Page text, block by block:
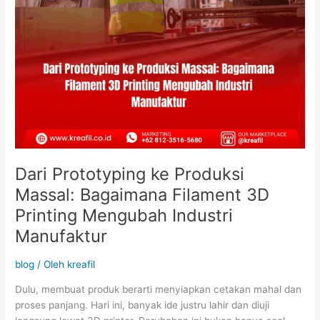
Dari Prototyping ke Produksi
Massal: Bagaimana Filament 3D
Printing Mengubah Industri
Manufaktur
blog / Oleh kreafil
Dulu, membuat produk berarti menyiapkan cetakan mahal dan
proses panjang. Hari ini, banyak ide justru lahir dan diuji
Mengubah
Industri